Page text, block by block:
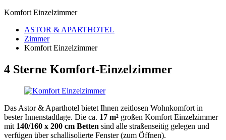
Komfort Einzelzimmer
ASTOR & APARTHOTEL
Zimmer
Komfort Einzelzimmer
4 Sterne Komfort-Einzelzimmer
Das Astor & Aparthotel bietet Ihnen zeitlosen Wohnkomfort in
bester Innenstadtlage. Die ca. 17 m² großen Komfort Einzelzimmer
mit 140/160 x 200 cm Betten sind alle straßenseitig gelegen und
verfügen über schallisolierte Fenster (zum Öffnen).